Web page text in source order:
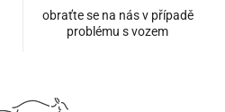
obraťte se na nás v případě
problému s vozem